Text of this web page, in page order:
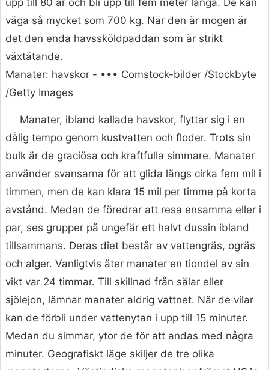
upp till 80 år och bli upp till fem meter långa. De kan
väga så mycket som 700 kg. När den är mogen är
det den enda havssköldpaddan som är strikt
växtätande.
Manater: havskor - ••• Comstock-bilder /Stockbyte
/Getty Images
Manater, ibland kallade havskor, flyttar sig i en
dålig tempo genom kustvatten och floder. Trots sin
bulk är de graciösa och kraftfulla simmare. Manater
använder svansarna för att glida längs cirka fem mil i
timmen, men de kan klara 15 mil per timme på korta
avstånd. Medan de föredrar att resa ensamma eller i
par, ses grupper på ungefär ett halvt dussin ibland
tillsammans. Deras diet består av vattengräs, ogräs
och alger. Vanligtvis äter manater en tiondel av sin
vikt var 24 timmar. Till skillnad från sälar eller
sjölejon, lämnar manater aldrig vattnet. När de vilar
kan de förbli under vattenytan i upp till 15 minuter.
Medan du simmar, ytor de för att andas med några
minuter. Geografiskt läge skiljer de tre olika